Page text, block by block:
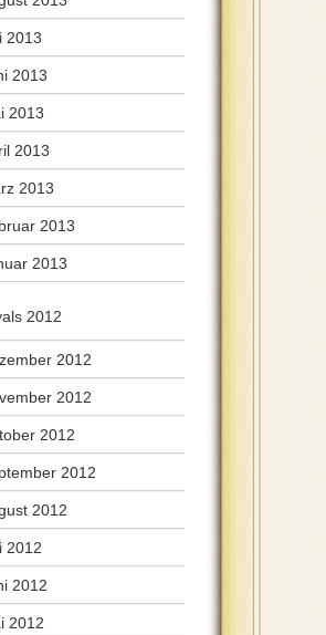
2013
2013
2013
2013
2013
2013
2013
2012
2012
2012
2012
2012
2012
2012
2012
2012